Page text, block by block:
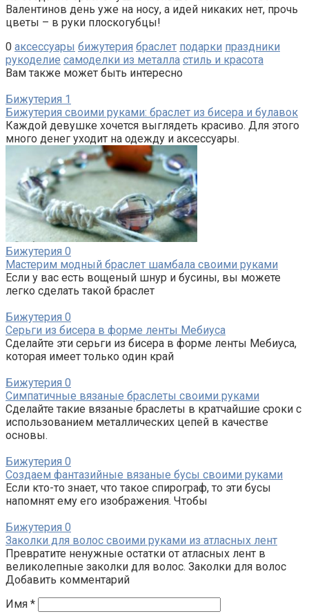
Валентинов день уже на носу, а идей никаких нет, прочь
цветы – в руки плоскогубцы!
0 аксессуары бижутерия браслет подарки праздники
рукоделие самоделки из металла стиль и красота
Вам также может быть интересно
Бижутерия 1
Бижутерия своими руками: браслет из бисера и булавок
Каждой девушке хочется выглядеть красиво. Для этого
много денег уходит на одежду и аксессуары.
Бижутерия 0
Мастерим модный браслет шамбала своими руками
Если у вас есть вощеный шнур и бусины, вы можете
легко сделать такой браслет
Бижутерия 0
Серьги из бисера в форме ленты Мебиуса
Сделайте эти серьги из бисера в форме ленты Мебиуса,
которая имеет только один край
Бижутерия 0
Симпатичные вязаные браслеты своими руками
Сделайте такие вязаные браслеты в кратчайшие сроки с
использованием металлических цепей в качестве
основы.
Бижутерия 0
Создаем фантазийные вязаные бусы своими руками
Если кто-то знает, что такое спирограф, то эти бусы
напомнят ему его изображения. Чтобы
Бижутерия 0
Заколки для волос своими руками из атласных лент
Превратите ненужные остатки от атласных лент в
великолепные заколки для волос. Заколки для волос
Добавить комментарий
Имя *